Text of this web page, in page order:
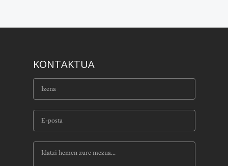
KONTAKTUA